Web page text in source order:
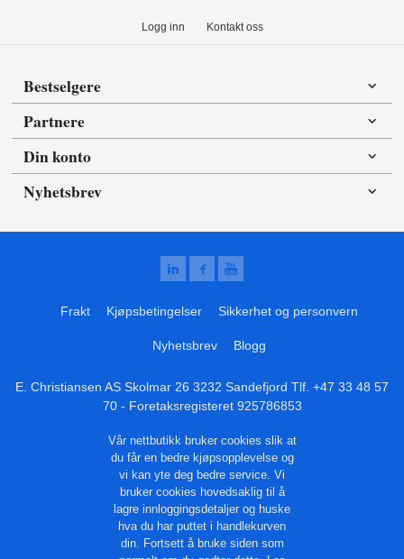
Logg inn Kontakt oss
Bestselgere
Partnere
Din konto
Nyhetsbrev
Frakt Kjøpsbetingelser Sikkerhet og personvern
Nyhetsbrev Blogg
E. Christiansen AS Skolmar 26 3232 Sandefjord Tlf. +47 33 48 57
70- Foretaksregisteret 925786853
Vår nettbutikk bruker cookies slik at
du får en bedre kjøpsopplevelse og
vi kan yte deg bedre service. Vi
bruker cookies hovedsaklig til å
lagre innloggingsdetaljer og huske
hva du har puttet i handlekurven
din. Fortsett å bruke siden som